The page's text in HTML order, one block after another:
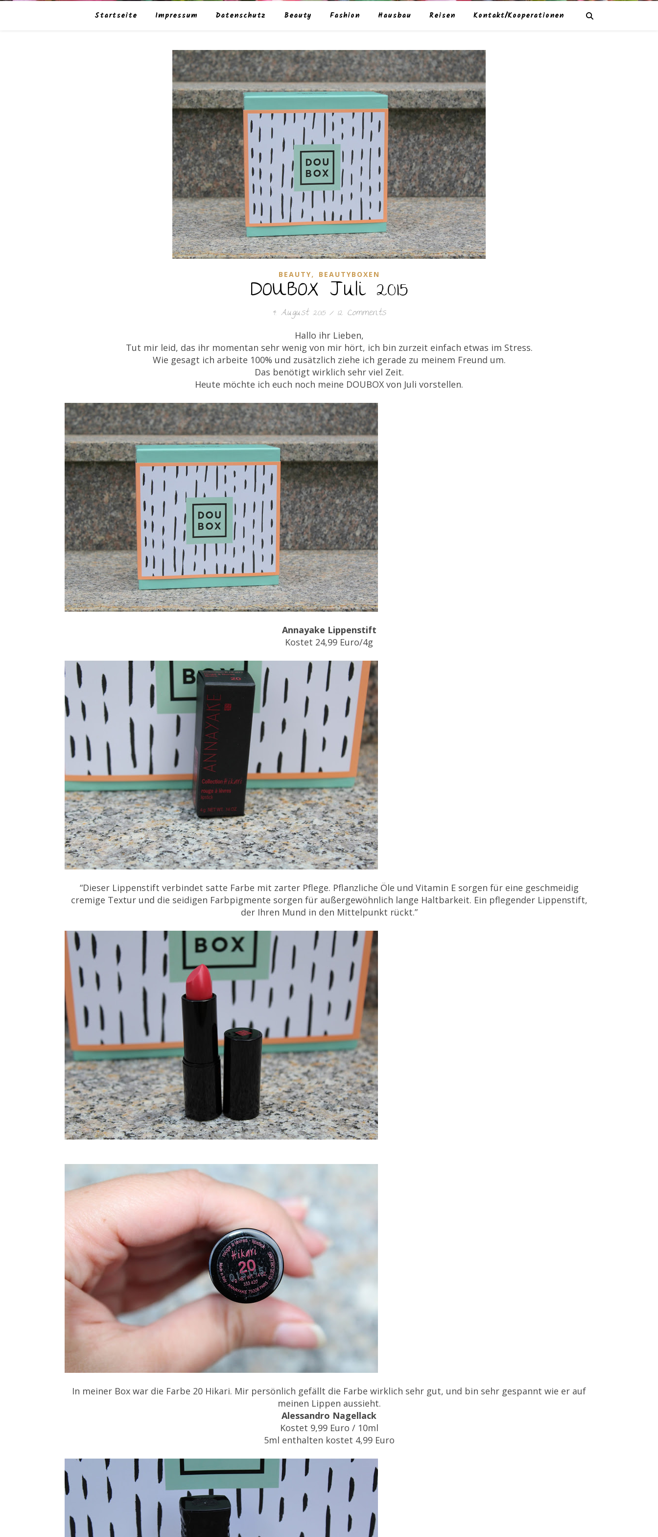
Startseite Impressum Datenschutz Beauty Fashion Hausbau Reisen Kontakt/Kooperationen
BEAUTY, BEAUTYBOXEN
DOUBOX Juli 2015
4. August 2015 / 12 Comments
Hallo ihr Lieben,
Tut mir leid, das ihr momentan sehr wenig von mir hört, ich bin zurzeit einfach etwas im Stress.
Wie gesagt ich arbeite 100% und zusätzlich ziehe ich gerade zu meinem Freund um.
Das benötigt wirklich sehr viel Zeit.
Heute möchte ich euch noch meine DOUBOX von Juli vorstellen.
Annayake Lippenstift
Kostet 24,99 Euro/4g
“Dieser Lippenstift verbindet satte Farbe mit zarter Pflege. Pflanzliche Öle und Vitamin E sorgen für eine geschmeidig
cremige Textur und die seidigen Farbpigmente sorgen für außergewöhnlich lange Haltbarkeit. Ein pflegender Lippenstift,
der Ihren Mund in den Mittelpunkt rückt.”
In meiner Box war die Farbe 20 Hikari. Mir persönlich gefällt die Farbe wirklich sehr gut, und bin sehr gespannt wie er auf
meinen Lippen aussieht.
Alessandro Nagellack
Kostet 9,99 Euro / 10ml
5ml enthalten kostet 4,99 Euro